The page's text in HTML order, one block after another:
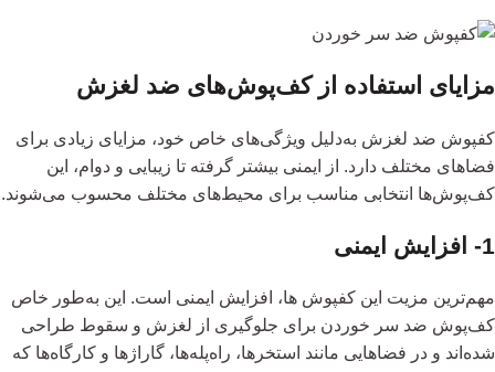
مزایای استفاده از کف‌پوش‌های ضد لغزش
کفپوش‌ ضد لغزش به‌دلیل ویژگی‌های خاص خود، مزایای زیادی برای
فضاهای مختلف دارد. از ایمنی بیشتر گرفته تا زیبایی و دوام، این
کف‌پوش‌ها انتخابی مناسب برای محیط‌های مختلف محسوب می‌شوند.
1- افزایش ایمنی
مهم‌ترین مزیت این کفپوش ها، افزایش ایمنی است. این به‌طور خاص
کف‌پوش ضد سر خوردن برای جلوگیری از لغزش و سقوط طراحی
شده‌اند و در فضاهایی مانند استخرها، راه‌پله‌ها، گاراژها و کارگاه‌ها که